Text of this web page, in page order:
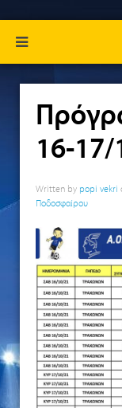
16-17/
Written by popi vekri
Ποδοσφαίρου